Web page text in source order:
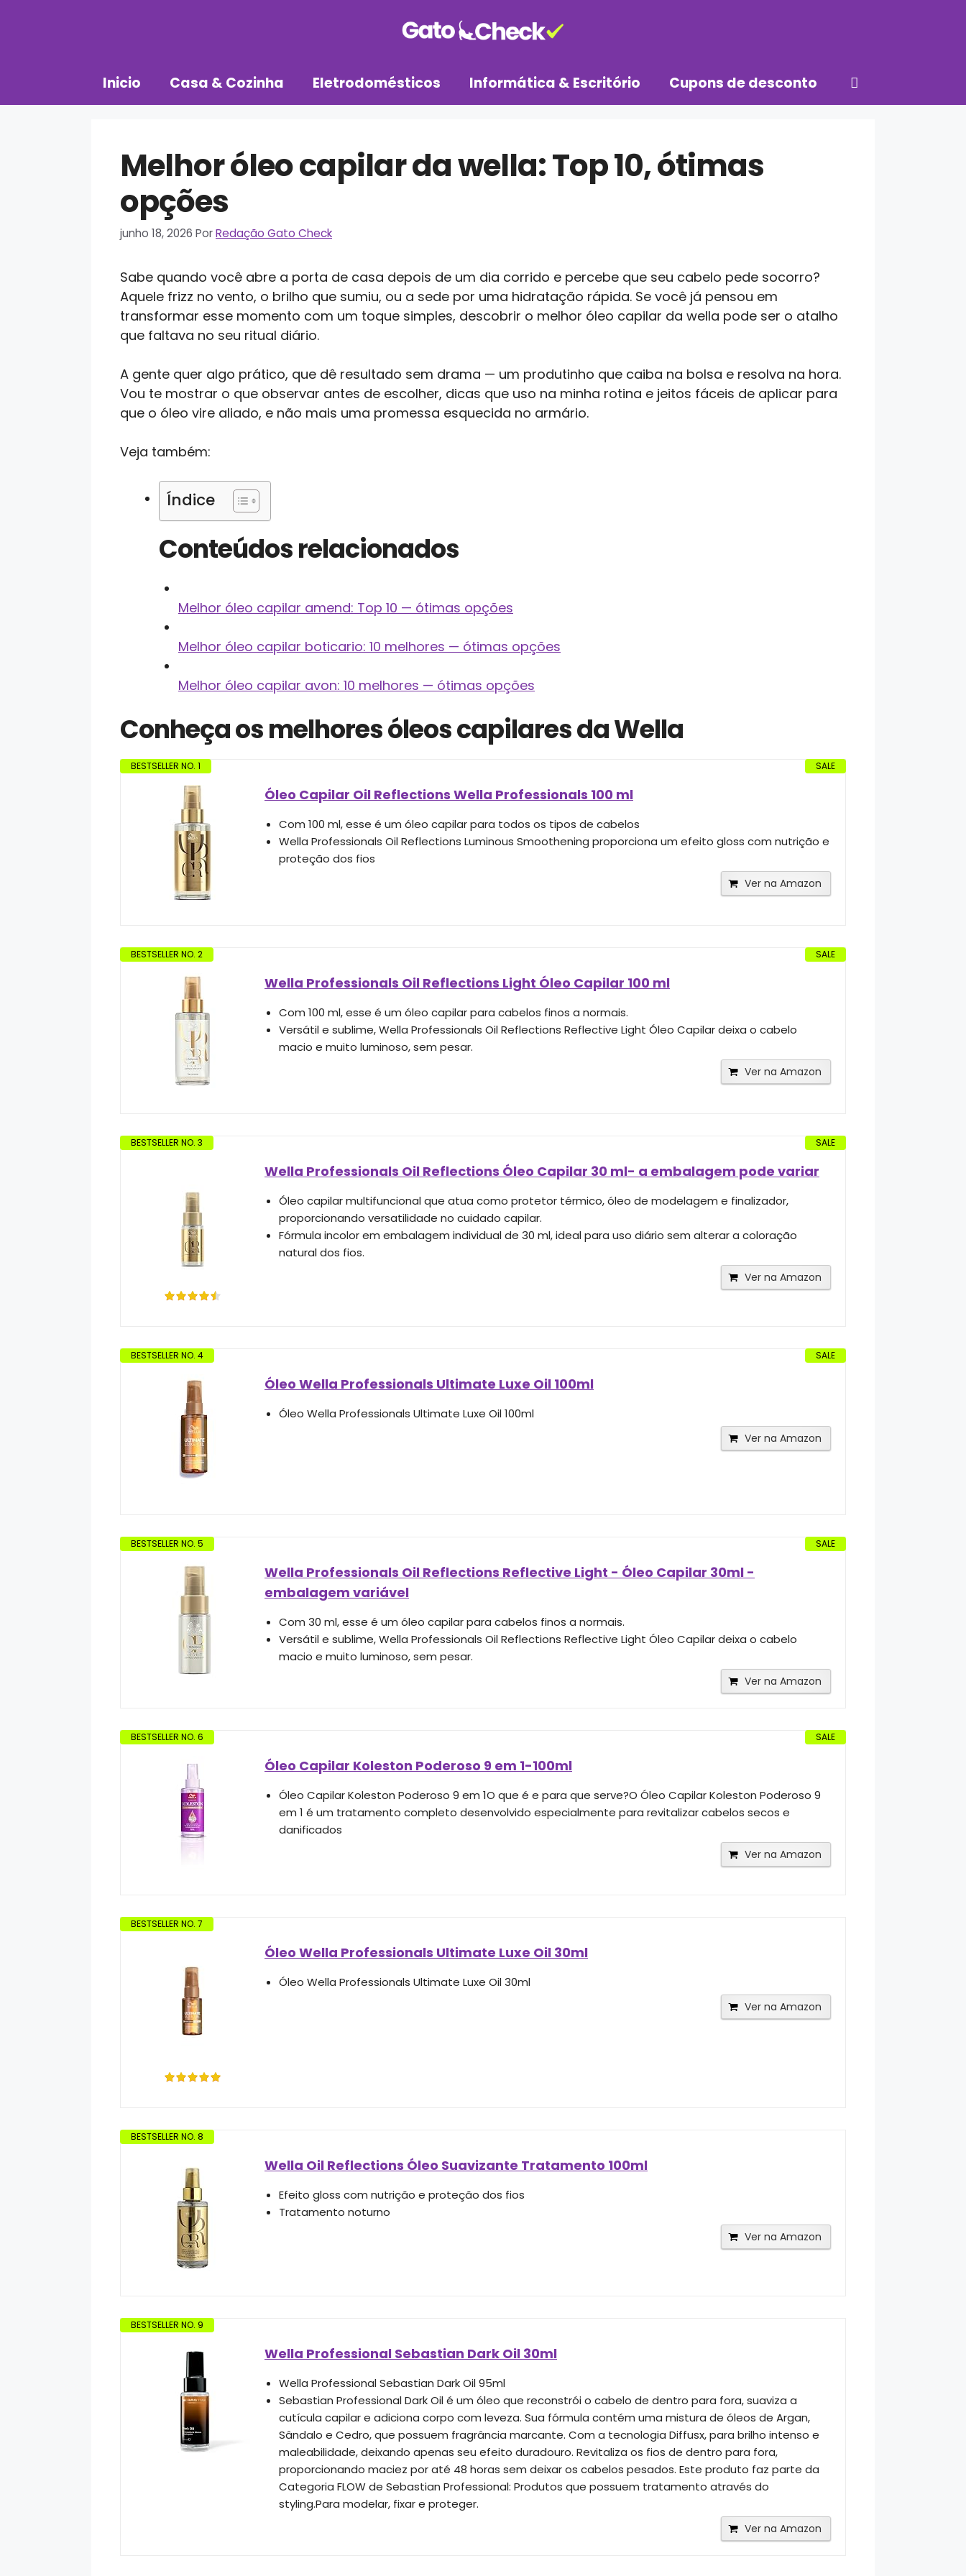
Inicio Casa & Cozinha Eletrodomésticos Informática & Escritório Cupons de desconto
Melhor óleo capilar da wella: Top 10, ótimas
opções
junho 18, 2026 PorRedação Gato Check
Sabe quando você abre a porta de casa depois de um dia corrido e percebe que seu cabelo pede socorro?
Aquele frizz no vento, o brilho que sumiu, ou a sede por uma hidratação rápida. Se você já pensou em
transformar esse momento com um toque simples, descobrir o melhor óleo capilar da wella pode ser o atalho
que faltava no seu ritual diário.
A gente quer algo prático, que dê resultado sem drama — um produtinho que caiba na bolsa e resolva na hora.
Vou te mostrar o que observar antes de escolher, dicas que uso na minha rotina e jeitos fáceis de aplicar para
que o óleo vire aliado, e não mais uma promessa esquecida no armário.
Veja também:
Índice
Conteúdos relacionados
Melhor óleo capilar amend: Top 10 — ótimas opções
Melhor óleo capilar boticario: 10 melhores — ótimas opções
Melhor óleo capilar avon: 10 melhores — ótimas opções
Conheça os melhores óleos capilares da Wella
SALE
BESTSELLER NO. 1
Óleo Capilar Oil Reflections Wella Professionals 100 ml
Com 100 ml, esse é um óleo capilar para todos os tipos de cabelos
Wella Professionals Oil Reflections Luminous Smoothening proporciona um efeito gloss com nutrição e
proteção dos fios
Ver na Amazon
SALE
BESTSELLER NO. 2
Wella Professionals Oil Reflections Light Óleo Capilar 100 ml
Com 100 ml, esse é um óleo capilar para cabelos finos a normais.
Versátil e sublime, Wella Professionals Oil Reflections Reflective Light Óleo Capilar deixa o cabelo
macio e muito luminoso, sem pesar.
Ver na Amazon
SALE
BESTSELLER NO. 3
Wella Professionals Oil Reflections Óleo Capilar 30 ml- a embalagem pode variar
Óleo capilar multifuncional que atua como protetor térmico, óleo de modelagem e finalizador,
proporcionando versatilidade no cuidado capilar.
Fórmula incolor em embalagem individual de 30 ml, ideal para uso diário sem alterar a coloração
natural dos fios.
Ver na Amazon
SALE
BESTSELLER NO. 4
Óleo Wella Professionals Ultimate Luxe Oil 100ml
Óleo Wella Professionals Ultimate Luxe Oil 100ml
Ver na Amazon
SALE
BESTSELLER NO. 5
Wella Professionals Oil Reflections Reflective Light - Óleo Capilar 30ml -
embalagem variável
Com 30 ml, esse é um óleo capilar para cabelos finos a normais.
Versátil e sublime, Wella Professionals Oil Reflections Reflective Light Óleo Capilar deixa o cabelo
macio e muito luminoso, sem pesar.
Ver na Amazon
SALE
BESTSELLER NO. 6
Óleo Capilar Koleston Poderoso 9 em 1-100ml
Óleo Capilar Koleston Poderoso 9 em 1O que é e para que serve?O Óleo Capilar Koleston Poderoso 9
em 1 é um tratamento completo desenvolvido especialmente para revitalizar cabelos secos e
danificados
Ver na Amazon
BESTSELLER NO. 7
Óleo Wella Professionals Ultimate Luxe Oil 30ml
Óleo Wella Professionals Ultimate Luxe Oil 30ml
Ver na Amazon
BESTSELLER NO. 8
Wella Oil Reflections Óleo Suavizante Tratamento 100ml
Efeito gloss com nutrição e proteção dos fios
Tratamento noturno
Ver na Amazon
BESTSELLER NO. 9
Wella Professional Sebastian Dark Oil 30ml
Wella Professional Sebastian Dark Oil 95ml
Sebastian Professional Dark Oil é um óleo que reconstrói o cabelo de dentro para fora, suaviza a
cutícula capilar e adiciona corpo com leveza. Sua fórmula contém uma mistura de óleos de Argan,
Sândalo e Cedro, que possuem fragrância marcante. Com a tecnologia Diffusx, para brilho intenso e
maleabilidade, deixando apenas seu efeito duradouro. Revitaliza os fios de dentro para fora,
proporcionando maciez por até 48 horas sem deixar os cabelos pesados. Este produto faz parte da
Categoria FLOW de Sebastian Professional: Produtos que possuem tratamento através do
styling.Para modelar, fixar e proteger.
Ver na Amazon